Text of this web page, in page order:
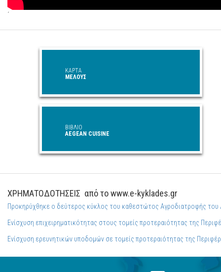
΄
ΚΑΡΤΑ
ΜΕΛΟΥΣ
ΒΙΒΛΙΟ
AEGEAN CUISINE
ΧΡΗΜΑΤΟΔΟΤΗΣΕΙΣ από το www.e-kyklades.gr
Προκηρύχθηκε ο δεύτερος κύκλος του καθεστώτος Αγροδιατροφής του
Ενίσχυση επιχειρηματικότητας στους τομείς προτεραιότητας της
Ενίσχυση ερευνητικών υποδομών σε τομείς προτεραιότητας της